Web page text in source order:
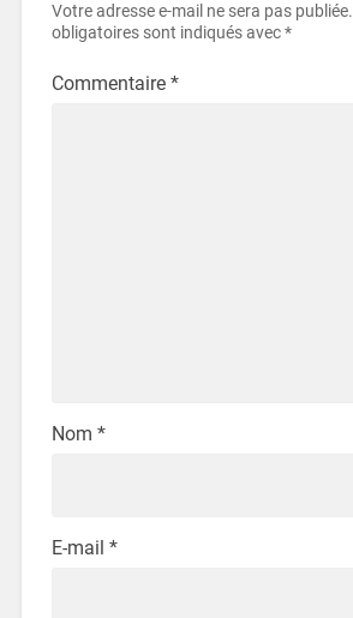
Votre adresse e-mail ne sera pas publiée.
obligatoires sont indiqués avec*
Commentaire *
Nom *
E-mail *